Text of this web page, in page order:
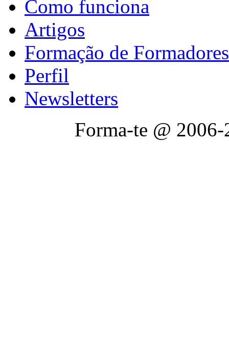
Como funciona
Artigos
Formação de Formadores
Perfil
Newsletters
Forma-te @